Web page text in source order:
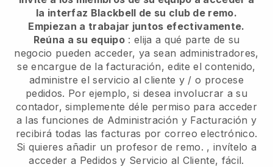
la interfaz Blackbell de su club de remo.
Empiezan a trabajar juntos efectivamente.
Reúna a su equipo : elija a qué parte de su
negocio pueden acceder, ya sean administradores,
se encargue de la facturación, edite el contenido,
administre el servicio al cliente y / o procese
pedidos. Por ejemplo, si desea involucrar a su
contador, simplemente déle permiso para acceder
a las funciones de Administración y Facturación y
recibirá todas las facturas por correo electrónico.
Si quieres añadir un profesor de remo. , invítelo a
acceder a Pedidos y Servicio al Cliente, fácil.